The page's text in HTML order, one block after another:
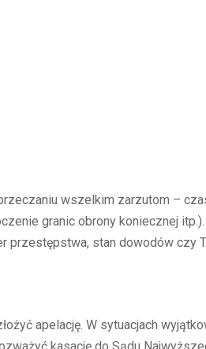
wszelkim zarzutom –
granic obrony koniecznej itp.).
przestępstwa, stan dowodów czy
apelację. W sytuacjach